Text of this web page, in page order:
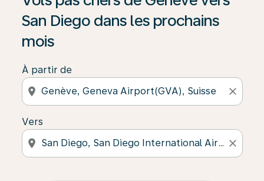
San Diego dans les prochains
mois
À partir de
location_on close
Vers
location_on close